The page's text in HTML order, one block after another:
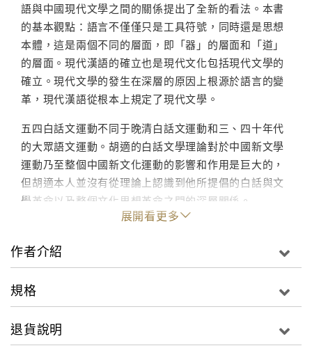
語與中國現代文學之間的關係提出了全新的看法。本書
的基本觀點：語言不僅僅只是工具符號，同時還是思想
本體，這是兩個不同的層面，即「器」的層面和「道」
的層面。現代漢語的確立也是現代文化包括現代文學的
確立。現代文學的發生在深層的原因上根源於語言的變
革，現代漢語從根本上規定了現代文學。
五四白話文運動不同于晚清白話文運動和三、四十年代
的大眾語文運動。胡適的白話文學理論對於中國新文學
運動乃至整個中國新文化運動的影響和作用是巨大的，
但胡適本人並沒有從理論上認識到他所提倡的白話與文
學革命以及整個文化思想革命之間的深層關係。
展開看更多
作者介紹
規格
退貨說明